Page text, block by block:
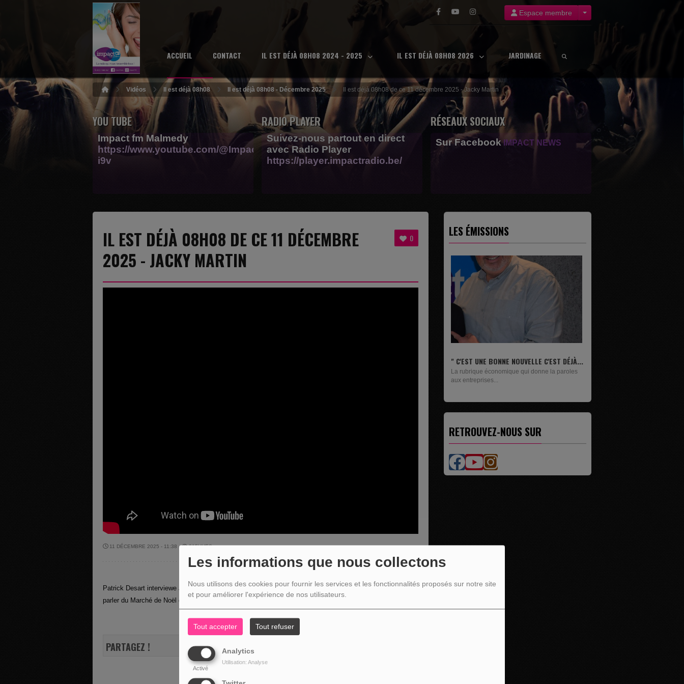
Les informations que nous collectons
Nous utilisons des cookies pour fournir les services et les fonctionnalités proposés sur notre site
et pour améliorer l'expérience de nos utilisateurs.
Tout accepter Tout refuser
Analytics
Activé
Utilisation: Analyse
Espace membre
ACCUEIL CONTACT IL EST DÉJÀ 08H08 2024 - 2025 IL EST DÉJÀ 08H08 2026 JARDINAGE
Vidéos Il est déjà 08h08 Il est déjà 08h08 - Décembre 2025 Il est déjà 08h08 de ce 11 décembre 2025 - Jacky Martin
YOU TUBE
Impact fm Malmedy
https://www.youtube.com/@Impactfm-
i9v
RADIO PLAYER
Suivez-nous partout en direct
avec Radio Player
https://player.impactradio.be/
RÉSEAUX SOCIAUX
Sur Facebook IMPACT NEWS
0
IL EST DÉJÀ 08H08 DE CE 11 DÉCEMBRE
2025 - JACKY MARTIN
11 DÉCEMBRE 2025 - 11:38 - 915VUES
Patrick Desart interviewe Jacky Martin - Président des clowns cyclistes de Stavelot et organisateur pour
parler du Marché de Noël dans les caves de l’Abbaye de Stavelot qui a lieu ces 13 et 14 décembre 2025
PARTAGEZ !
LES ÉMISSIONS
" C'EST UNE BONNE NOUVELLE C'EST DÉJÀ...
La rubrique économique qui donne la paroles
LIVRES
Un lundi sur deux, Maxime Janssens vous
présente les livres de...
RETROUVEZ-NOUS SUR